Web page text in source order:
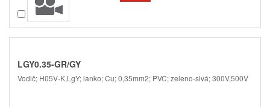
Porovnať
LGY0.35-GR/GY
Vodič; H05V-K,LgY; lanko; Cu; 0,35mm2; PVC; zeleno-sivá; 300V,500V